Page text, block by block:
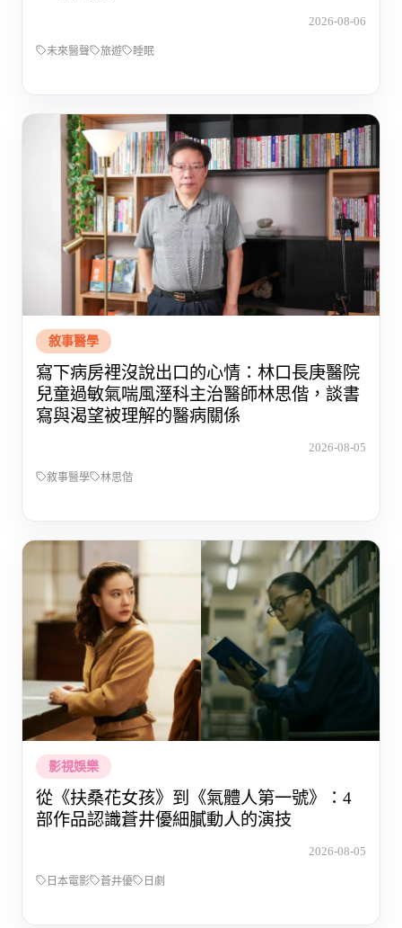
2026-08-06
未來醫聲 旅遊 睡眠
敘事醫學
寫下病房裡沒說出口的心情：林口長庚醫院
兒童過敏氣喘風溼科主治醫師林思偕，談書
寫與渴望被理解的醫病關係
2026-08-05
敘事醫學 林思偕
影視娛樂
從《扶桑花女孩》到《氣體人第一號》：4
部作品認識蒼井優細膩動人的演技
2026-08-05
日本電影 蒼井優 日劇